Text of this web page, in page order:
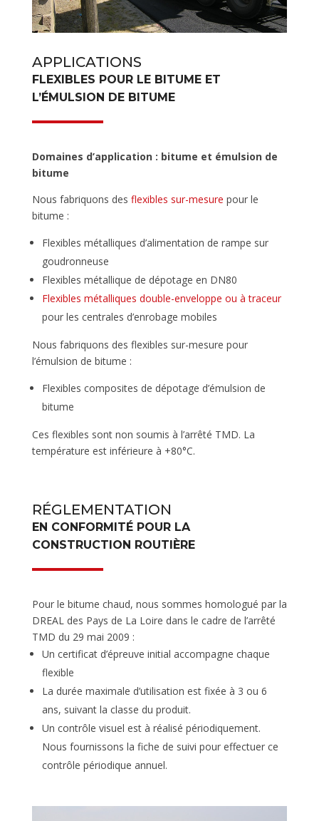
APPLICATIONS
FLEXIBLES POUR LE BITUME ET
L’ÉMULSION DE BITUME
Domaines d’application : bitume et émulsion de
bitume
Nous fabriquons des flexibles sur-mesure pour le
bitume :
Flexibles métalliques d’alimentation de rampe sur
goudronneuse
Flexibles métallique de dépotage en DN80
Flexibles métalliques double-enveloppe ou à traceur
pour les centrales d’enrobage mobiles
Nous fabriquons des flexibles sur-mesure pour
l’émulsion de bitume :
Flexibles composites de dépotage d’émulsion de
bitume
Ces flexibles sont non soumis à l’arrêté TMD. La
température est inférieure à +80°C.
RÉGLEMENTATION
EN CONFORMITÉ POUR LA
CONSTRUCTION ROUTIÈRE
Pour le bitume chaud, nous sommes homologué par la
DREAL des Pays de La Loire dans le cadre de l’arrêté
TMD du 29 mai 2009 :
Un certificat d’épreuve initial accompagne chaque
flexible
La durée maximale d’utilisation est fixée à 3 ou 6
ans, suivant la classe du produit.
Un contrôle visuel est à réalisé périodiquement.
Nous fournissons la fiche de suivi pour effectuer ce
contrôle périodique annuel.